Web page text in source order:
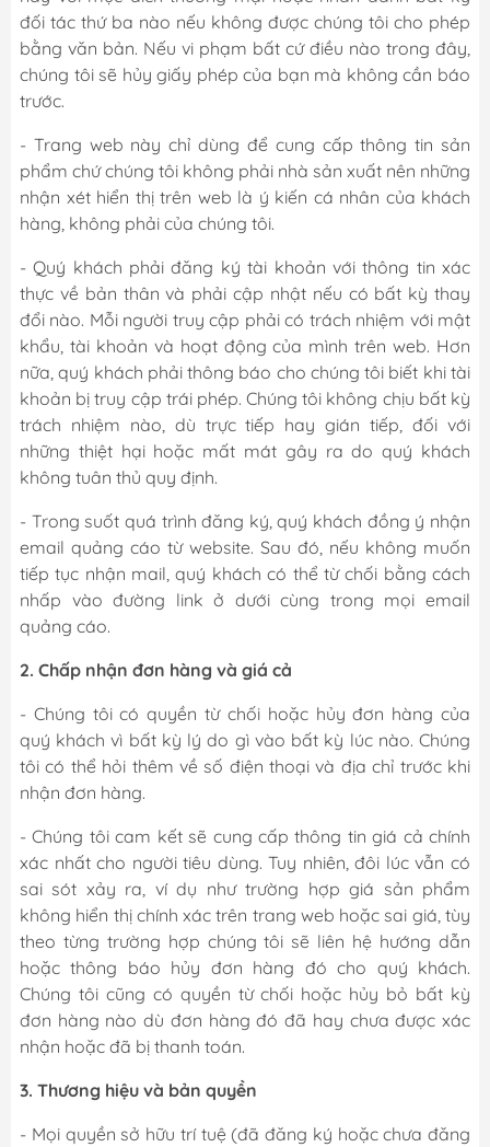
đối tác thứ ba nào nếu không được chúng tôi cho phép
bằng văn bản. Nếu vi phạm bất cứ điều nào trong đây,
chúng tôi sẽ hủy giấy phép của bạn mà không cần báo
trước.
- Trang web này chỉ dùng để cung cấp thông tin sản
phẩm chứ chúng tôi không phải nhà sản xuất nên những
nhận xét hiển thị trên web là ý kiến cá nhân của khách
hàng, không phải của chúng tôi.
- Quý khách phải đăng ký tài khoản với thông tin xác
thực về bản thân và phải cập nhật nếu có bất kỳ thay
đổi nào. Mỗi người truy cập phải có trách nhiệm với mật
khẩu, tài khoản và hoạt động của mình trên web. Hơn
nữa, quý khách phải thông báo cho chúng tôi biết khi tài
khoản bị truy cập trái phép. Chúng tôi không chịu bất kỳ
trách nhiệm nào, dù trực tiếp hay gián tiếp, đối với
những thiệt hại hoặc mất mát gây ra do quý khách
không tuân thủ quy định.
- Trong suốt quá trình đăng ký, quý khách đồng ý nhận
email quảng cáo từ website. Sau đó, nếu không muốn
tiếp tục nhận mail, quý khách có thể từ chối bằng cách
nhấp vào đường link ở dưới cùng trong mọi email
quảng cáo.
2. Chấp nhận đơn hàng và giá cả
- Chúng tôi có quyền từ chối hoặc hủy đơn hàng của
quý khách vì bất kỳ lý do gì vào bất kỳ lúc nào. Chúng
tôi có thể hỏi thêm về số điện thoại và địa chỉ trước khi
nhận đơn hàng.
- Chúng tôi cam kết sẽ cung cấp thông tin giá cả chính
xác nhất cho người tiêu dùng. Tuy nhiên, đôi lúc vẫn có
sai sót xảy ra, ví dụ như trường hợp giá sản phẩm
không hiển thị chính xác trên trang web hoặc sai giá, tùy
theo từng trường hợp chúng tôi sẽ liên hệ hướng dẫn
hoặc thông báo hủy đơn hàng đó cho quý khách.
Chúng tôi cũng có quyền từ chối hoặc hủy bỏ bất kỳ
đơn hàng nào dù đơn hàng đó đã hay chưa được xác
nhận hoặc đã bị thanh toán.
3. Thương hiệu và bản quyền
- Mọi quyền sở hữu trí tuệ (đã đăng ký hoặc chưa đăng